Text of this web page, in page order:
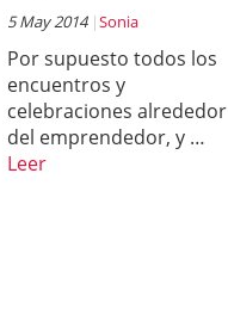
5 May 2014 Sonia
Por supuesto todos los
encuentros y
celebraciones alrededor
del emprendedor, y …
Leer